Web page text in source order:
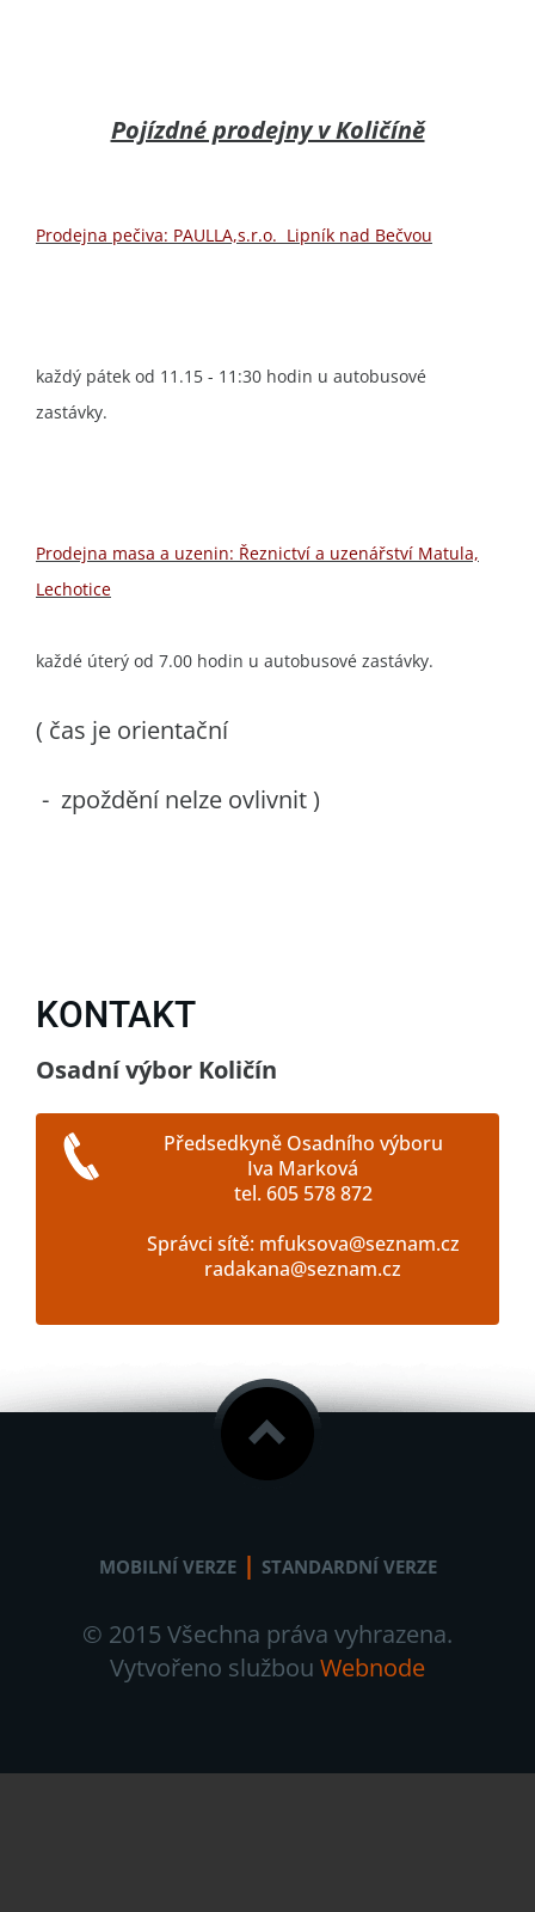
Pojízdné prodejny v Količíně
Prodejna pečiva: PAULLA,s.r.o. Lipník nad Bečvou
každý pátek od 11.15 - 11:30 hodin u autobusové
zastávky.
Prodejna masa a uzenin: Řeznictví a uzenářství Matula,
Lechotice
každé úterý od 7.00 hodin u autobusové zastávky.
( čas je orientační
- zpoždění nelze ovlivnit )
KONTAKT
Osadní výbor Količín
Předsedkyně Osadního výboru
Iva Marková
tel. 605 578 872
Správci sítě: mfuksova@seznam.cz
radakana@seznam.cz
MOBILNÍ VERZE | STANDARDNÍ VERZE
© 2015 Všechna práva vyhrazena.
Vytvořeno službou Webnode